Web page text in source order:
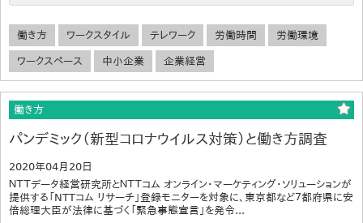
働き方 ワークスタイル テレワーク 労働時間 労働環境
ワークスペース 中小企業 企業経営
働き方
パンデミック（新型コロナウイルス対策）と働き方調査
2020年04月20日
ＮＴＴデータ経営研究所とＮＴＴコム オンライン・マーケティング・ソリューションが
提供する「NTTコム リサーチ」登録モニターを対象に、東京都など７都府県に安
倍総理大臣が法律に基づく「緊急事態宣言」を発令...